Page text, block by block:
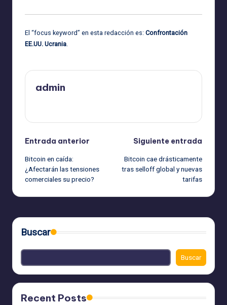
El “focus keyword” en esta redacción es: Confrontación
EE.UU. Ucrania.
admin
Navegación
de
entradas
Entrada anterior
Bitcoin en caída:
¿Afectarán las tensiones
comerciales su precio?
Siguiente entrada
Bitcoin cae drásticamente
tras selloff global y nuevas
tarifas
Buscar
Buscar
Recent Posts